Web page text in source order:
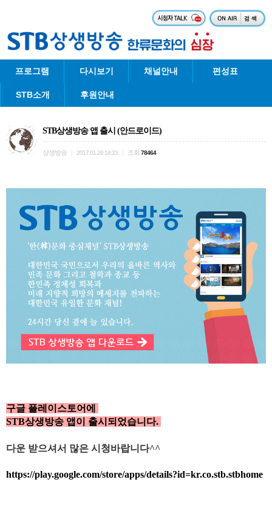
프로그램 다시보기 채널안내 편성표
STB소개 후원안내
STB상생방송 앱 출시 (안드로이드)
상생방송 2017.01.26 14:23 조회 78464
구글 플레이스토어에
STB상생방송 앱이 출시되었습니다.
다운 받으셔서 많은 시청바랍니다^^
https://play.google.com/store/apps/details?id=kr.co.stb.stbhome